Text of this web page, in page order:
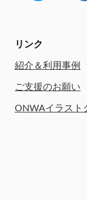
リンク
紹介＆利用事例
ご支援のお願い
ONWAイラスト